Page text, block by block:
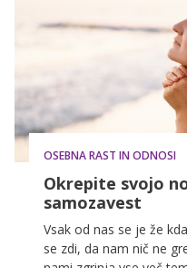
bojimo sprememb.
zato se jim ne bi smeli
prišel čas, da stopimo
stopimo korak naprej.
OSEBNA RAST IN ODNOSI
Okrepite svojo
samozavest
Vsak od nas se je že
se zdi, da nam nič ne